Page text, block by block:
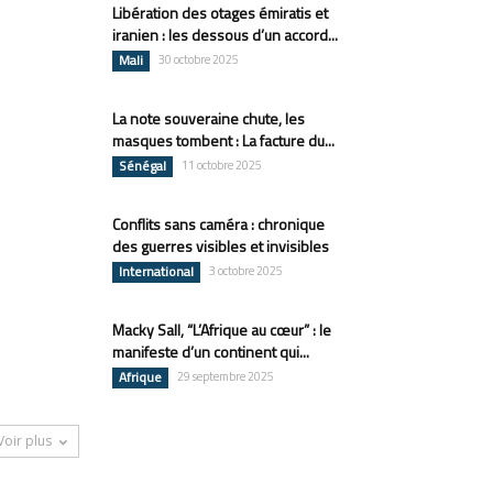
Libération des otages émiratis et
iranien : les dessous d’un accord...
Mali 30 octobre 2025
La note souveraine chute, les
masques tombent : La facture du...
Sénégal 11 octobre 2025
Conflits sans caméra : chronique
des guerres visibles et invisibles
International 3 octobre 2025
Macky Sall, “L’Afrique au cœur” : le
manifeste d’un continent qui...
Afrique 29 septembre 2025
plus